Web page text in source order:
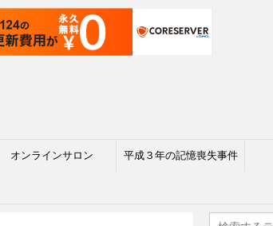
オンラインサロン 平成３年の記憶喪失事件